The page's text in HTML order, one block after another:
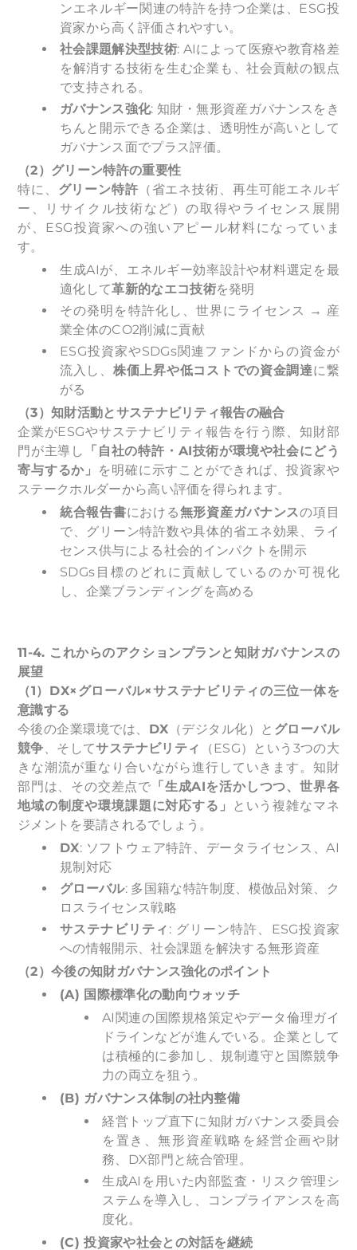
ンエネルギー関連の特許を持つ企業は、ESG投
資家から高く評価されやすい。
社会課題解決型技術: AIによって医療や教育格差
を解消する技術を生む企業も、社会貢献の観点
で支持される。
ガバナンス強化: 知財・無形資産ガバナンスをき
ちんと開示できる企業は、透明性が高いとして
ガバナンス面でプラス評価。
（2）グリーン特許の重要性
特に、 グリーン特許 （省エネ技術、再生可能エネルギ
ー、リサイクル技術など）の取得やライセンス展開
が、ESG投資家への強いアピール材料になっていま
す。
生成AIが、エネルギー効率設計や材料選定を最
適化して革新的なエコ技術を発明
その発明を特許化し、世界にライセンス → 産
業全体のCO2削減に貢献
ESG投資家やSDGs関連ファンドからの資金が
流入し、 株価上昇や低コストでの資金調達に繋
がる
（3）知財活動とサステナビリティ報告の融合
企業がESGやサステナビリティ報告を行う際、知財部
門が主導し
「自社の特許・AI技術が環境や社会にどう
寄与するか」 を明確に示すことができれば、投資家や
ステークホルダーから高い評価を得られます。
統合報告書における無形資産ガバナンスの項目
で、グリーン特許数や具体的省エネ効果、ライ
センス供与による社会的インパクトを開示
SDGs目標のどれに貢献しているのか可視化
し、企業ブランディングを高める
11-4. これからのアクションプランと知財ガバナンスの
展望
（1）DX×グローバル×サステナビリティの三位一体を
意識する
今後の企業環境では、 DX （デジタル化）と グローバル
競争、そしてサステナビリティ
（ESG）という3つの大
きな潮流が重なり合いながら進行していきます。知財
部門は、その交差点で 「生成AIを活かしつつ、世界各
地域の制度や環境課題に対応する」
という複雑なマネ
ジメントを要請されるでしょう。
DX: ソフトウェア特許、データライセンス、AI
規制対応
グローバル: 多国籍な特許制度、模倣品対策、ク
ロスライセンス戦略
サステナビリティ : グリーン特許、ESG投資家
への情報開示、社会課題を解決する無形資産
（2）今後の知財ガバナンス強化のポイント
(A) 国際標準化の動向ウォッチ
AI関連の国際規格策定やデータ倫理ガイ
ドラインなどが進んでいる。企業として
は積極的に参加し、規制遵守と国際競争
力の両立を狙う。
(B) ガバナンス体制の社内整備
経営トップ直下に知財ガバナンス委員会
を置き、無形資産戦略を経営企画や財
務、DX部門と統合管理。
生成AIを用いた内部監査・リスク管理シ
ステムを導入し、コンプライアンスを高
度化。
(C)投資家や社会との対話を継続